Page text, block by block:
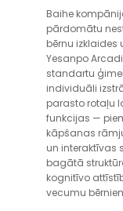
Baihe
pārdomātu
bērnu izklaides
Yesanpo
standartu
individuāli
parasto rotaļu
funkcijas —
kāpšanas
un interaktīvas
bagātā
kognitīvo
vecumu